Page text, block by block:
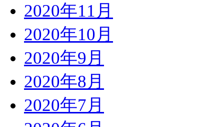
2020年11月
2020年10月
2020年9月
2020年8月
2020年7月